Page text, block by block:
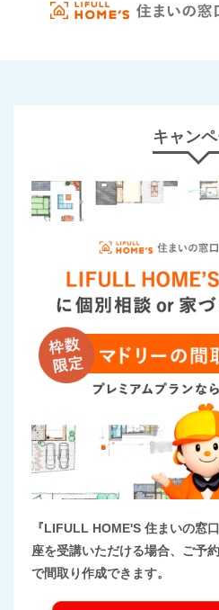
キャン
『LIFULL HOME'S 住まいの窓
座を受講いただける場合、ご予
で間取り作成できます。